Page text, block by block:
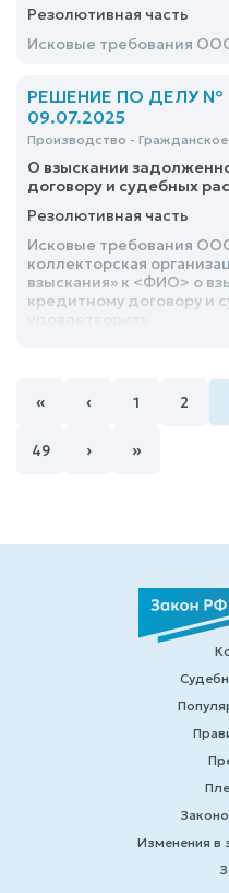
Резолютивная часть
Исковые требования
РЕШЕНИЕ ПО ДЕЛУ №
09.07.2025
Производство - Гражданское
О взыскании
договору и судебных
Резолютивная часть
Исковые требования
коллекторская
взыскания» к <ФИО> о
кредитному договору и
« ‹ 1 2
49 › »
Изменения в